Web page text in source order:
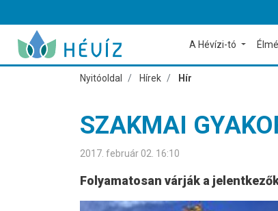
A Hévízi-tó
Nyitóoldal Hírek Hír
SZAKMAI
2017. február 02. 16:10
Folyamatosan várják a